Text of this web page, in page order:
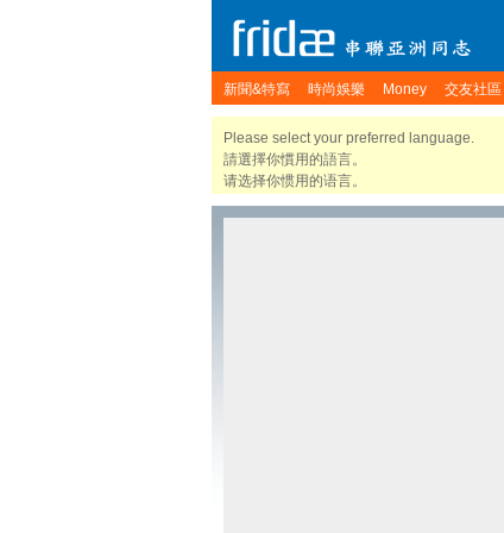
新聞&特寫 時尚娛樂 Money 交友社區
Please select your preferred language.
請選擇你慣用的語言。
请选择你惯用的语言。